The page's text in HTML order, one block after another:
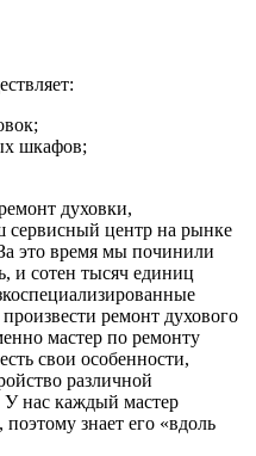
шкафов;
духовки,
сервисный центр на рынке
это время мы починили
и сотен тысяч единиц
ремонт духового
мастер по ремонту
свои особенности,
различной
нас каждый мастер
знает его «вдоль